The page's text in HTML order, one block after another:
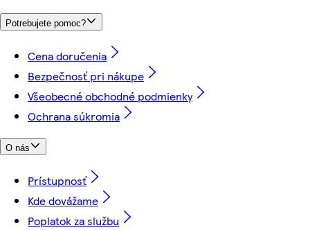
Potrebujete pomoc?
Cena doručenia
Bezpečnosť pri nákupe
Všeobecné obchodné podmienky
Ochrana súkromia
O nás
Prístupnosť
Kde dovážame
Poplatok za službu